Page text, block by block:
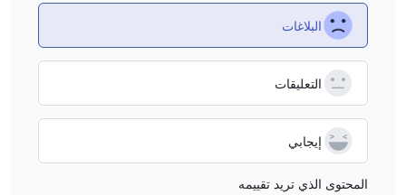
شراء اليورو / الدولار الليلي -3.2٪ وفائدة البيع لليلة واحدة 0.10٪.
منصة التداول
على أنه يمكن للعملاء تسجيل الدخول والتحقق من صفقاتهم دون تنزيل.
في الوقت نفسه ، يقدم الوسيط دعم عميل التطبيق - Bofu مؤشر الأسهم
، يوفر للعملاء منصة تداول استثمارية متكاملة.
الإيداع والسحب
Bofuيقبل فقط الإيداعات / السحوبات من البطاقة المصرفية الخاصة
البلاغات
التعليقات
إيجابي
المحتوى الذي تريد تقييمه